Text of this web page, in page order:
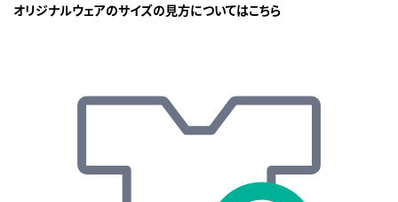
オリジナルウェアのサイズの見方についてはこちら